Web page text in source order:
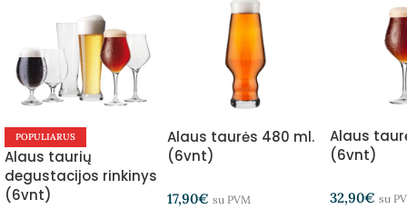
POPULIARUS
Alaus taurių
degustacijos rinkinys
(6vnt)
Alaus taurės 480 ml.
(6vnt)
17,90€ su PVM
Alaus
(6vnt)
32,90€ su